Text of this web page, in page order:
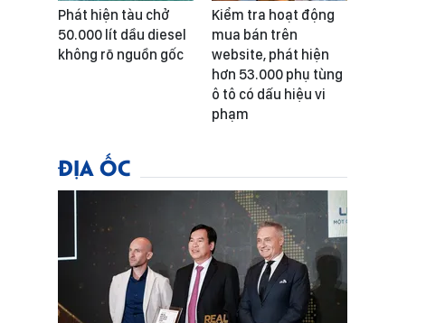
Phát hiện tàu chở
50.000 lít dầu diesel
không rõ nguồn gốc
Kiểm tra hoạt động
mua bán trên
website, phát hiện
hơn 53.000 phụ tùng
ô tô có dấu hiệu vi
phạm
ĐỊA ỐC